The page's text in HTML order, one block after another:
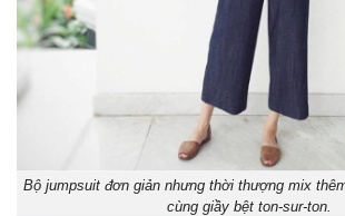
Bộ jumpsuit đơn giản nhưng thời thượng mix
cùng giầy bệt ton-sur-ton.